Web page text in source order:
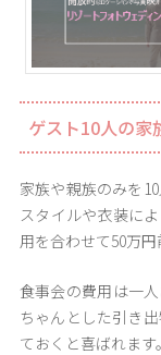
ゲスト10人の家
家族や親族のみを
スタイルや衣装に
用を合わせて50万円
食事会の費用は一
ちゃんとした引き
ておくと喜ばれます。